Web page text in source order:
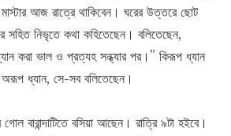
আজ রাত্রে থাকিবেন। ঘরের উত্তরে ছোট
সহিত নিভৃতে কথা কহিতেছেন। বলিতেছেন,
করা ভাল ও প্রত্যহ সন্ধ্যার পর।” কিরূপ ধ্যান
ধ্যান, সে-সব বলিতেছেন।
গোল বারান্দাটিতে বসিয়া আছেন। রাত্রি ৯টা হইবে।